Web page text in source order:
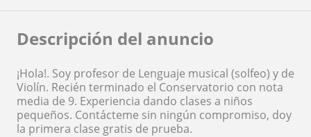
Descripción del anuncio
¡Hola!. Soy profesor de Lenguaje musical (solfeo) y de
Violín. Recién terminado el Conservatorio con nota
media de 9. Experiencia dando clases a niños
pequeños. Contácteme sin ningún compromiso, doy
la primera clase gratis de prueba.